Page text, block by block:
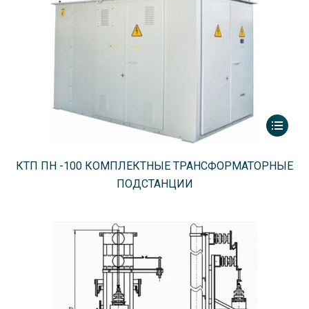
КТП ПН -100 КОМПЛЕКТНЫЕ ТРАНСФОРМАТОРНЫЕ
ПОДСТАНЦИИ